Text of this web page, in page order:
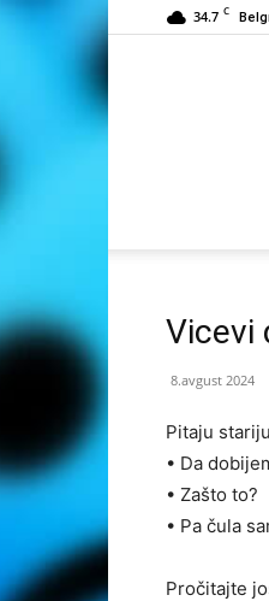
34.7 C
Vicevi
8.avgust 2024
Pitaju
• Da
• Zašto to?
• Pa čula
Pročitajte